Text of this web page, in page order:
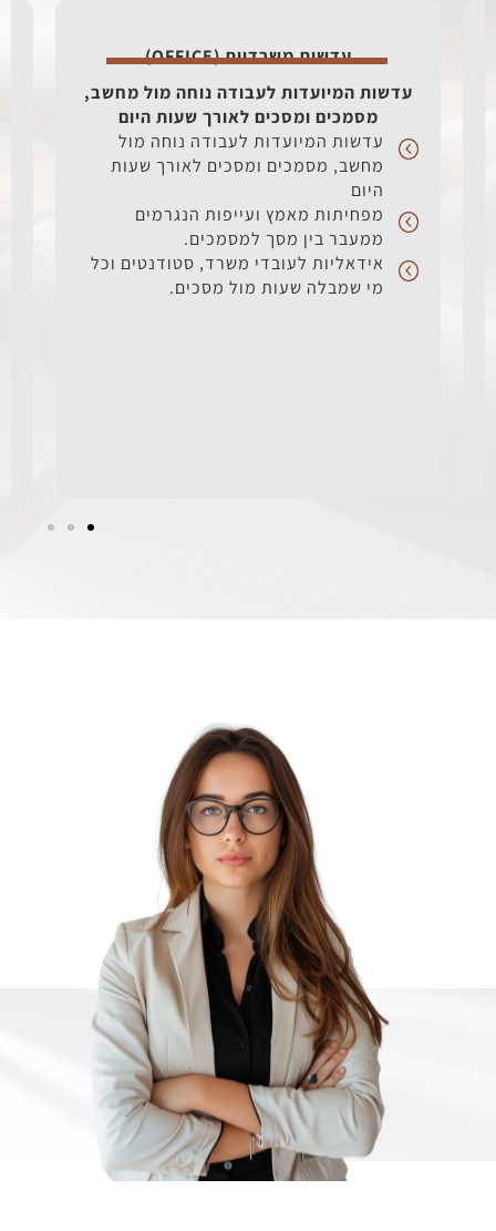
עדשות משרדיות (OFFICE)
עדשות המיועדות לעבודה נוחה מול מחשב,
מסמכים ומסכים לאורך שעות היום
עדשות המיועדות לעבודה נוחה מול
מחשב, מסמכים ומסכים לאורך שעות
היום
מפחיתות מאמץ ועייפות הנגרמים
ממעבר בין מסך למסמכים.
אידאליות לעובדי משרד, סטודנטים וכל
מי שמבלה שעות מול מסכים.